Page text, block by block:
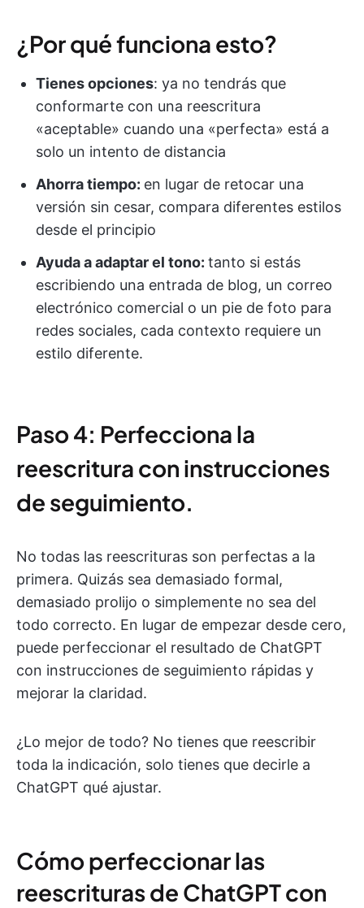
¿Por qué funciona esto?
Tienes opciones: ya no tendrás que
conformarte con una reescritura
«aceptable» cuando una «perfecta» está a
solo un intento de distancia
Ahorra tiempo: en lugar de retocar una
versión sin cesar, compara diferentes estilos
desde el principio
Ayuda a adaptar el tono: tanto si estás
escribiendo una entrada de blog, un correo
electrónico comercial o un pie de foto para
redes sociales, cada contexto requiere un
estilo diferente.
Paso 4: Perfecciona la
reescritura con instrucciones
de seguimiento.
No todas las reescrituras son perfectas a la
primera. Quizás sea demasiado formal,
demasiado prolijo o simplemente no sea del
todo correcto. En lugar de empezar desde cero,
puede perfeccionar el resultado de ChatGPT
con instrucciones de seguimiento rápidas y
mejorar la claridad.
¿Lo mejor de todo? No tienes que reescribir
toda la indicación, solo tienes que decirle a
ChatGPT qué ajustar.
Cómo perfeccionar las
reescrituras de ChatGPT con